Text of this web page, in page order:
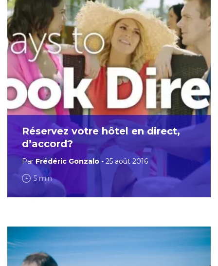
Réservez votre hôtel en direct,
d’accord?
Par Frédéric Gonzalo - 25 août 2016
5 min